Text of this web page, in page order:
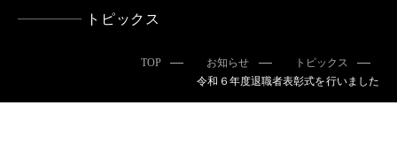
トピックス
TOP お知らせ
トピックス
令和６年度退職者表彰式を行いました